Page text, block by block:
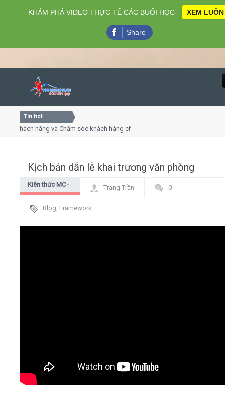
Close
Home
Giới thiệu
Tin hot
hàng và Chăm sóc khách hàng chuyên nghiệp
Kịch bản dẫn lễ khai trương văn phòng
Kiên thức MC -
trình
Trang Trần 0
Blog, Framework
KHÁM PHÁ VIDEO THỰC TẾ CÁC BUỔI HỌC XEM LUÔN
Share